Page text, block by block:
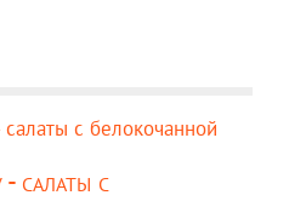
салаты с